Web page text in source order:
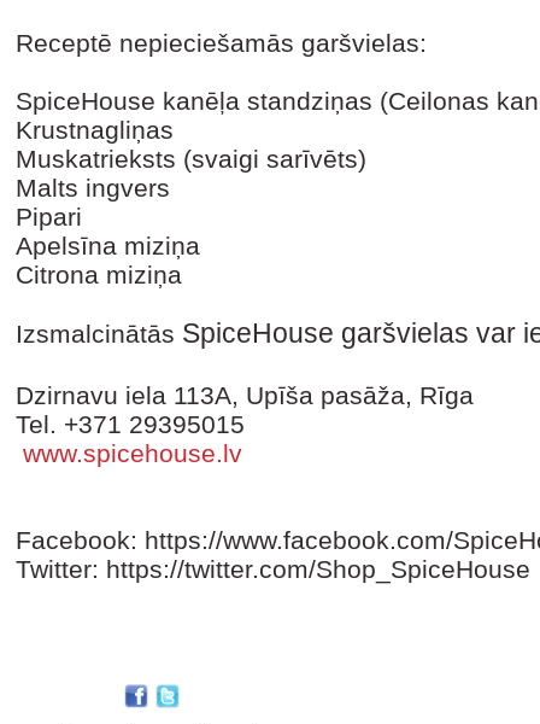
Receptē nepieciešamās garšvielas:
SpiceHouse kanēļa standziņas (Ceilonas
Krustnagliņas
Muskatrieksts (svaigi sarīvēts)
Malts ingvers
Pipari
Apelsīna miziņa
Citrona miziņa
Izsmalcinātās SpiceHouse garšvielas var
Dzirnavu iela 113A, Upīša pasāža, Rīga
Tel. +371 29395015
www.spicehouse.lv
Facebook: https://www.facebook.com/
Twitter: https://twitter.com/Shop_SpiceHouse